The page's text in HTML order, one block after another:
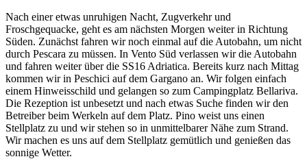
Nach einer etwas unruhigen Nacht, Zugverkehr und
Froschgequacke, geht es am nächsten Morgen weiter in Richtung
Süden. Zunächst fahren wir noch einmal auf die Autobahn, um nicht
durch Pescara zu müssen. In Vento Süd verlassen wir die Autobahn
und fahren weiter über die SS16 Adriatica. Bereits kurz nach Mittag
kommen wir in Peschici auf dem Gargano an. Wir folgen einfach
einem Hinweisschild und gelangen so zum Campingplatz Bellariva.
Die Rezeption ist unbesetzt und nach etwas Suche finden wir den
Betreiber beim Werkeln auf dem Platz. Pino weist uns einen
Stellplatz zu und wir stehen so in unmittelbarer Nähe zum Strand.
Wir machen es uns auf dem Stellplatz gemütlich und genießen das
sonnige Wetter.